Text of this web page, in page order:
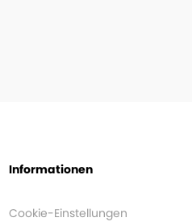
Informationen
Cookie-Einstellungen